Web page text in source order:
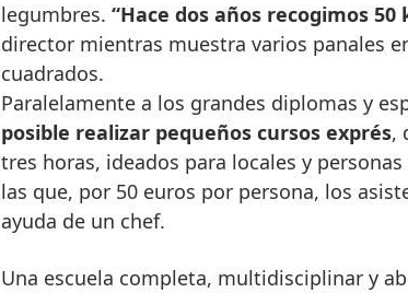
legumbres. “Hace dos años recogimos 50
director mientras muestra varios panales
cuadrados.
Paralelamente a los grandes diplomas y
posible realizar pequeños cursos exprés,
tres horas, ideados para locales y
las que, por 50 euros por persona, los
ayuda de un chef.
Una escuela completa, multidisciplinar y